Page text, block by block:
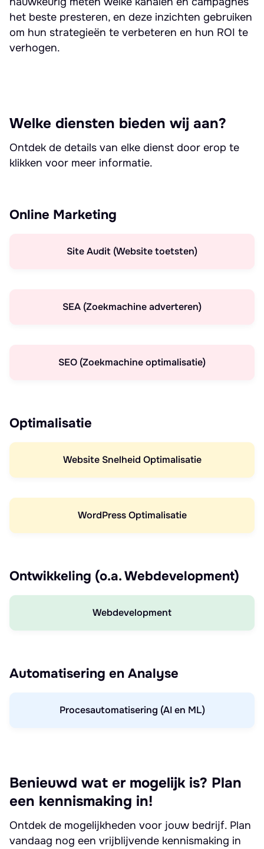
het beste presteren, en deze inzichten gebruiken
om hun strategieën te verbeteren en hun ROI te
verhogen.
Welke diensten bieden wij aan?
Ontdek de details van elke dienst door erop te
klikken voor meer informatie.
Online Marketing
Site Audit (Website toetsten)
SEA (Zoekmachine adverteren)
SEO (Zoekmachine optimalisatie)
Optimalisatie
Website Snelheid Optimalisatie
WordPress Optimalisatie
Ontwikkeling (o.a. Webdevelopment)
Webdevelopment
Automatisering en Analyse
Procesautomatisering (AI en ML)
Benieuwd wat er mogelijk is? Plan
een kennismaking in!
Ontdek de mogelijkheden voor jouw bedrijf. Plan
vandaag nog een vrijblijvende kennismaking in